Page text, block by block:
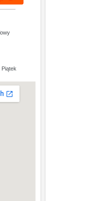
Piątek